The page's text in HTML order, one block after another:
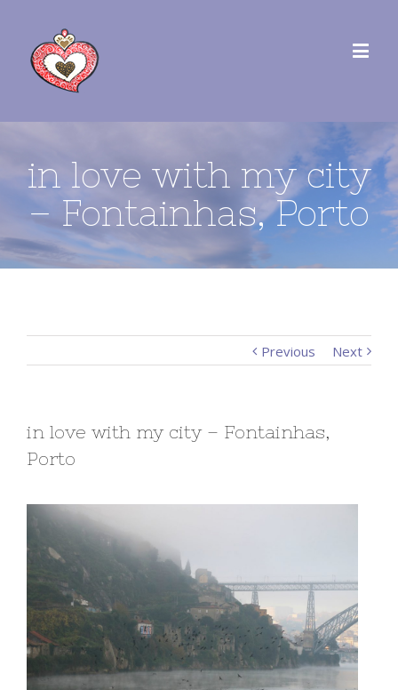
in love with my city
– Fontainhas, Porto
Previous Next
in love with my city – Fontainhas,
Porto